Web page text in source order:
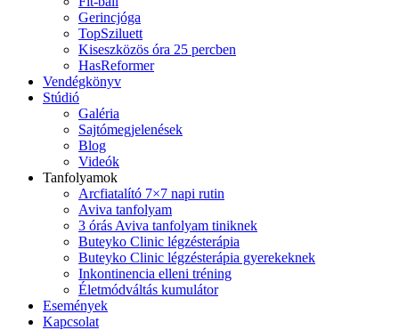
Gerincjóga
TopSziluett
Kiseszközös óra 25 percben
HasReformer
Vendégkönyv
Stúdió
Galéria
Sajtómegjelenések
Blog
Videók
Tanfolyamok
Arcfiatalító 7×7 napi rutin
Aviva tanfolyam
3 órás Aviva tanfolyam tiniknek
Buteyko Clinic légzésterápia
Buteyko Clinic légzésterápia gyerekeknek
Inkontinencia elleni tréning
Életmódváltás kumulátor
Események
Kapcsolat